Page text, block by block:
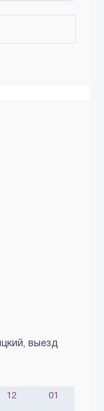
выезд
12 01